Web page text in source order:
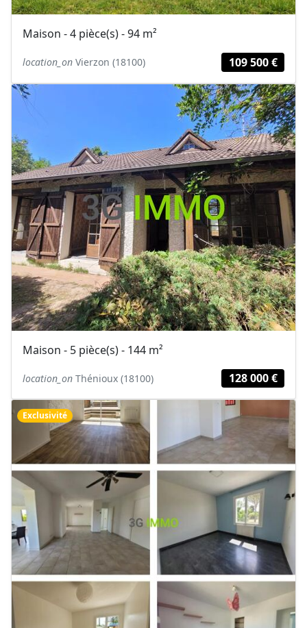
Maison - 4 pièce(s) - 94 m²
location_on Vierzon (18100) 109 500 €
Maison - 5 pièce(s) - 144 m²
location_on Thénioux (18100) 128 000 €
Exclusivité